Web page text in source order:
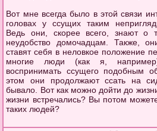
Вот мне всегда было в этой связи
головах у ссущих таким
Ведь они, скорее всего, знают о
неудобство домочадцам. Также,
ставят себя в неловкое положение
многие люди (как я,
воспринимать ссущего подобным
этом они продолжают ссать на
бывало. Вот как можно дойти до
жизни встречались? Вы потом
таких людей?